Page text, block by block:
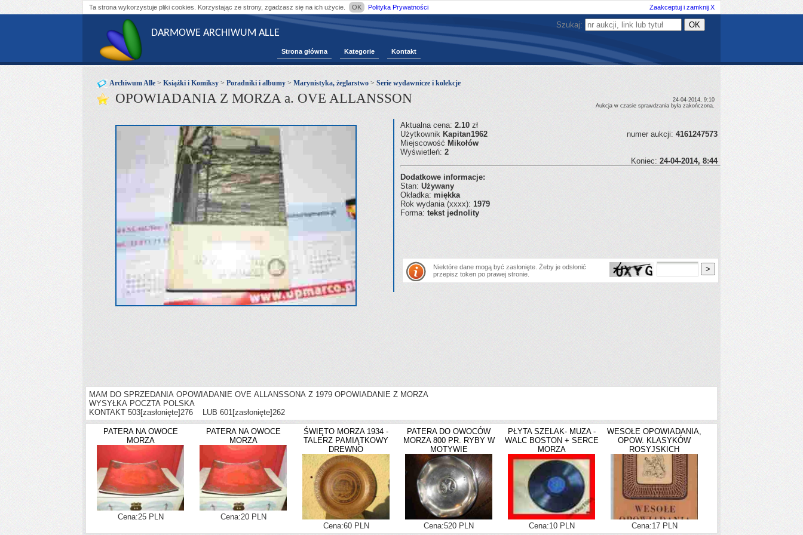
Ta strona wykorzystuje pliki cookies. Korzystając ze strony, zgadzasz się na ich użycie. OK Polityka Prywatności Zaakceptuj i zamknij X
DARMOWE ARCHIWUM ALLE
Strona główna Kategorie Kontakt
Szukaj:
Archiwum Alle > Książki i Komiksy > Poradniki i albumy > Marynistyka, żeglarstwo > Serie wydawnicze i kolekcje
OPOWIADANIA Z MORZA a. OVE ALLANSSON
24-04-2014, 9:10
Aukcja w czasie sprawdzania była zakończona.
Aktualna cena: 2.10 zł
Użytkownik Kapitan1962 numer aukcji: 4161247573
Miejscowość Mikołów
Wyświetleń: 2
Koniec: 24-04-2014, 8:44
Dodatkowe informacje:
Stan: Używany
Okładka: miękka
Rok wydania (xxxx): 1979
Forma: tekst jednolity
Niektóre dane mogą być zasłonięte. Żeby je odsłonić
przepisz token po prawej stronie.
MAM DO SPRZEDANIA OPOWIADANIE OVE ALLANSSONA Z 1979 OPOWIADANIE Z MORZA
WYSYŁKA POCZTA POLSKA
KONTAKT 503[zasłonięte]276 LUB 601[zasłonięte]262
PATERA NA OWOCE
MORZA
Cena:25 PLN
PATERA NA OWOCE
MORZA
Cena:20 PLN
ŚWIĘTO MORZA 1934 -
TALERZ PAMIĄTKOWY
DREWNO
Cena:60 PLN
PATERA DO OWOCÓW
MORZA 800 PR. RYBY W
MOTYWIE
Cena:520 PLN
PŁYTA SZELAK- MUZA -
WALC BOSTON + SERCE
MORZA
Cena:10 PLN
WESOŁE OPOWIADANIA,
OPOW. KLASYKÓW
ROSYJSKICH
Cena:17 PLN